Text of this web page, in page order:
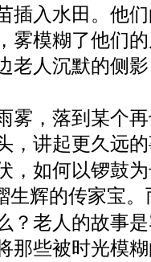
插入水田。他
雾模糊了他们
老人沉默的侧
雾，落到某个
，讲起更久远
，如何以锣鼓
辉的传家宝
？老人的故事
那些被时光模